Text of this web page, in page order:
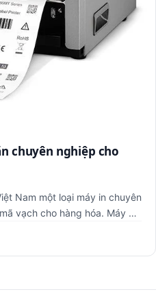
chuyên nghiệp cho
Nam một loại máy in chuyên
vạch cho hàng hóa. Máy có